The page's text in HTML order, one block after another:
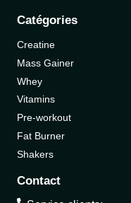
Catégories
Creatine
Mass Gainer
Whey
Vitamins
Pre-workout
Fat Burner
Shakers
Contact